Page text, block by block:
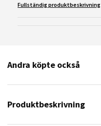
Fullständig produktbeskrivning
Andra köpte också
Produktbeskrivning